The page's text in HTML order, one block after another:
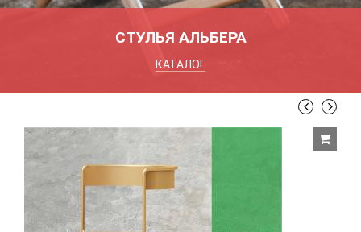
СТУЛЬЯ АЛЬБЕРА
КАТАЛОГ